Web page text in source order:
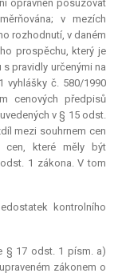
oprávněn posuzovat
v mezích
rozhodnutí, v daném
prospěchu, který je
pravidly určenými na
vyhlášky č. 580/1990
cenových předpisů
v § 15 odst.
mezi souhrnem cen
cen, které měly být
1 zákona. V tom
kontrolního
§ 17 odst. 1 písm. a)
zákonem o